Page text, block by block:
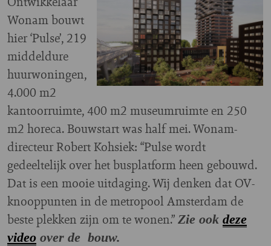
Wonam bouwt
hier ‘Pulse’, 219
middeldure
huurwoningen,
4.000 m2
kantoorruimte, 400 m2 museumruimte en 250
m2 horeca. Bouwstart was half mei. Wonam-
directeur Robert Kohsiek: “Pulse wordt
gedeeltelijk over het busplatform heen gebouwd.
Dat is een mooie uitdaging. Wij denken dat OV-
knooppunten in de metropool Amsterdam de
beste plekken zijn om te wonen.” Zie ook deze
video over de bouw.